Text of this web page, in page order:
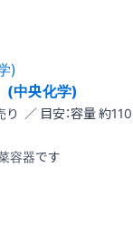
(中央化学)
／ 目安：容量 約
容器です